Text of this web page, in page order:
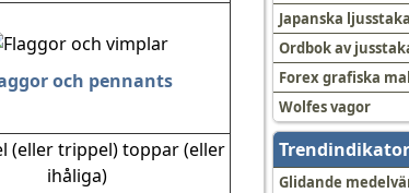
Japanska
Ordbok av
Forex grafiska
Wolfes vagor
Glidande
och pennants